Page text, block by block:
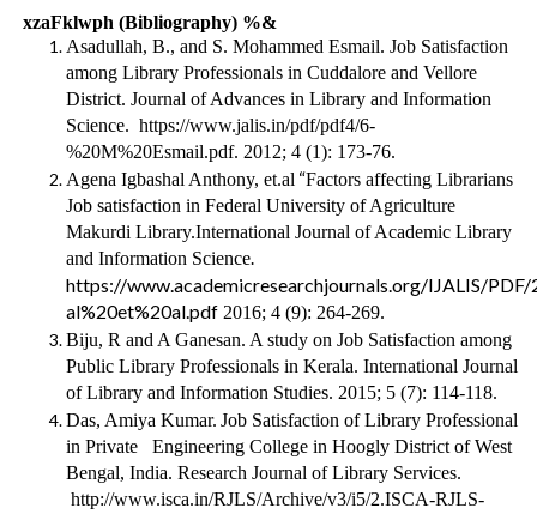
xzaFklwph (Bibliography) %&
Asadullah, B., and S. Mohammed Esmail. Job Satisfaction
among Library Professionals in Cuddalore and Vellore
District. Journal of Advances in Library and Information
Science. https://www.jalis.in/pdf/pdf4/6-
%20M%20Esmail.pdf. 2012; 4 (1): 173-76.
Agena Igbashal Anthony, et.al “Factors affecting Librarians
Job satisfaction in Federal University of Agriculture
Makurdi Library.International Journal of Academic Library
and Information Science.
https://www.academicresearchjournals.org/IJALIS/
al%20et%20al.pdf 2016; 4 (9): 264-269.
Biju, R and A Ganesan. A study on Job Satisfaction among
Public Library Professionals in Kerala. International Journal
of Library and Information Studies. 2015; 5 (7): 114-118.
Das, Amiya Kumar. Job Satisfaction of Library Professional
in Private
Engineering College in Hoogly District of West
Bengal, India. Research Journal of Library Services.
http://www.isca.in/RJLS/Archive/v3/i5/2.ISCA-RJLS-